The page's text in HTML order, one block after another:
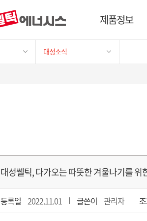
제품정보
대성소식
대성쎌틱, 다가오는 따뜻한 겨울나기를 위
등록일 2022.11.01 글쓴이 관리자